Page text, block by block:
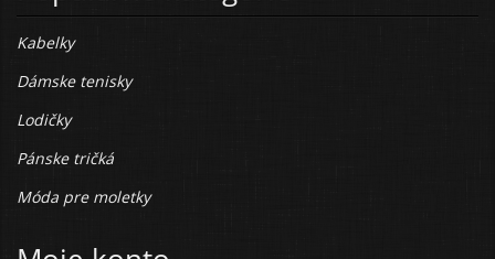
Kabelky
Dámske tenisky
Lodičky
Pánske tričká
Móda pre moletky